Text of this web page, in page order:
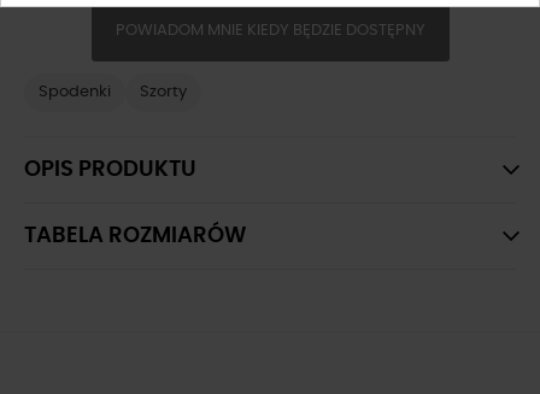
POWIADOM MNIE KIEDY BĘDZIE DOSTĘPNY
Spodenki Szorty
OPIS PRODUKTU
TABELA ROZMIARÓW